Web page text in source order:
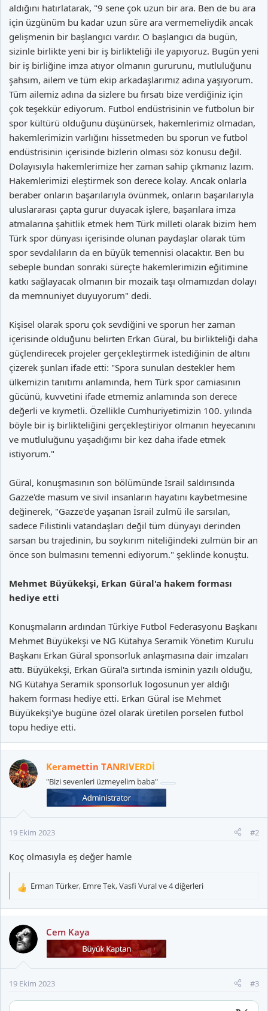
aldığını hatırlatarak, "9 sene çok uzun bir ara. Ben de bu ara
için üzgünüm bu kadar uzun süre ara vermemeliydik ancak
gelişmenin bir başlangıcı vardır. O başlangıcı da bugün,
sizinle birlikte yeni bir iş birlikteliği ile yapıyoruz. Bugün yeni
bir iş birliğine imza atıyor olmanın gururunu, mutluluğunu
şahsım, ailem ve tüm ekip arkadaşlarımız adına yaşıyorum.
Tüm ailemiz adına da sizlere bu fırsatı bize verdiğiniz için
çok teşekkür ediyorum. Futbol endüstrisinin ve futbolun bir
spor kültürü olduğunu düşünürsek, hakemlerimiz olmadan,
hakemlerimizin varlığını hissetmeden bu sporun ve futbol
endüstrisinin içerisinde bizlerin olması söz konusu değil.
Dolayısıyla hakemlerimize her zaman sahip çıkmanız lazım.
Hakemlerimizi eleştirmek son derece kolay. Ancak onlarla
beraber onların başarılarıyla övünmek, onların başarılarıyla
uluslararası çapta gurur duyacak işlere, başarılara imza
atmalarına şahitlik etmek hem Türk milleti olarak bizim hem
Türk spor dünyası içerisinde olunan paydaşlar olarak tüm
spor sevdalıların da en büyük temennisi olacaktır. Ben bu
sebeple bundan sonraki süreçte hakemlerimizin eğitimine
katkı sağlayacak olmanın bir mozaik taşı olmamızdan dolayı
da memnuniyet duyuyorum" dedi.
Kişisel olarak sporu çok sevdiğini ve sporun her zaman
içerisinde olduğunu belirten Erkan Güral, bu birlikteliği daha
güçlendirecek projeler gerçekleştirmek istediğinin de altını
çizerek şunları ifade etti: "Spora sunulan destekler hem
ülkemizin tanıtımı anlamında, hem Türk spor camiasının
gücünü, kuvvetini ifade etmemiz anlamında son derece
değerli ve kıymetli. Özellikle Cumhuriyetimizin 100. yılında
böyle bir iş birlikteliğini gerçekleştiriyor olmanın heyecanını
ve mutluluğunu yaşadığımı bir kez daha ifade etmek
istiyorum."
Güral, konuşmasının son bölümünde İsrail saldırısında
Gazze'de masum ve sivil insanların hayatını kaybetmesine
değinerek, "Gazze'de yaşanan İsrail zulmü ile sarsılan,
sadece Filistinli vatandaşları değil tüm dünyayı derinden
sarsan bu trajedinin, bu soykırım niteliğindeki zulmün bir an
önce son bulmasını temenni ediyorum." şeklinde konuştu.
Mehmet Büyükekşi, Erkan Güral'a hakem forması
hediye etti
Konuşmaların ardından Türkiye Futbol Federasyonu Başkanı
Mehmet Büyükekşi ve NG Kütahya Seramik Yönetim Kurulu
Başkanı Erkan Güral sponsorluk anlaşmasına dair imzaları
attı. Büyükekşi, Erkan Güral'a sırtında isminin yazılı olduğu,
NG Kütahya Seramik sponsorluk logosunun yer aldığı
hakem forması hediye etti. Erkan Güral ise Mehmet
Büyükekşi'ye bugüne özel olarak üretilen porselen futbol
topu hediye etti.
Keramettin TANRIVERDİ
"Bizi sevenleri üzmeyelim baba"
19 Ekim 2023 #2
Koç olmasıyla eş değer hamle
T
k
i
l
:
Erman Türker, Emre Tek,Vasfi Vuralve 4 diğerleri
Cem Kaya
19 Ekim 2023 #3